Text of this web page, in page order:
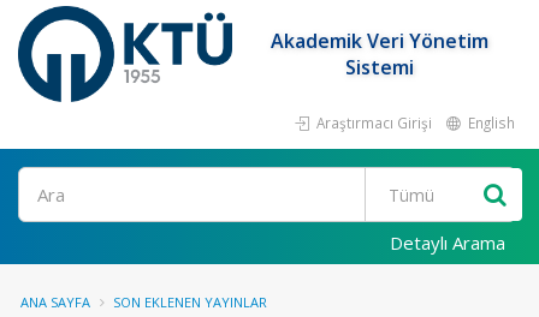
Akademik Veri Yönetim
Sistemi
Araştırmacı Girişi English
Ara
Detaylı Arama
ANA SAYFA SON EKLENEN YAYINLAR